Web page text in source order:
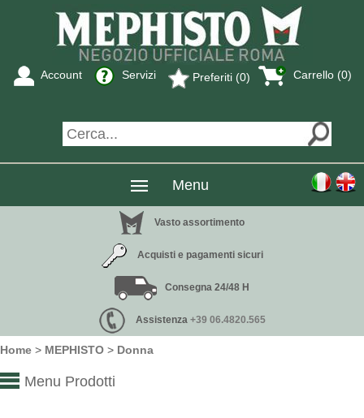
Carrello (0)
Preferiti (0)
Servizi
Account
Menu
Vasto assortimento
Acquisti e pagamenti sicuri
Consegna 24/48 H
Assistenza +39 06.4820.565
Home > MEPHISTO > Donna
Menu Prodotti